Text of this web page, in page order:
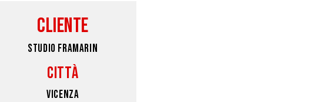
CLIENTE
STUDIO FRAMARIN
CITTÀ
VICENZA